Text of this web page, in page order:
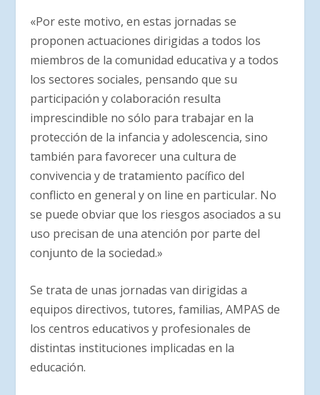
«Por este motivo, en estas jornadas se
proponen actuaciones dirigidas a todos los
miembros de la comunidad educativa y a todos
los sectores sociales, pensando que su
participación y colaboración resulta
imprescindible no sólo para trabajar en la
protección de la infancia y adolescencia, sino
también para favorecer una cultura de
convivencia y de tratamiento pacífico del
conflicto en general y on line en particular. No
se puede obviar que los riesgos asociados a su
uso precisan de una atención por parte del
conjunto de la sociedad.»
Se trata de unas jornadas van dirigidas a
equipos directivos, tutores, familias, AMPAS de
los centros educativos y profesionales de
distintas instituciones implicadas en la
educación.